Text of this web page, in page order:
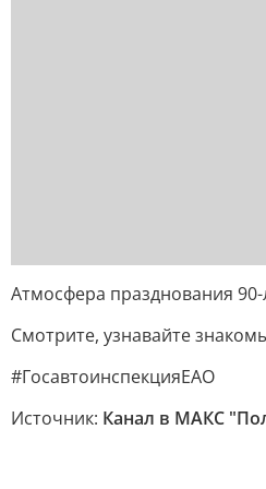
Атмосфера празднования
Смотрите, узнавайте
#ГосавтоинспекцияЕАО
Источник: Канал в МАКС